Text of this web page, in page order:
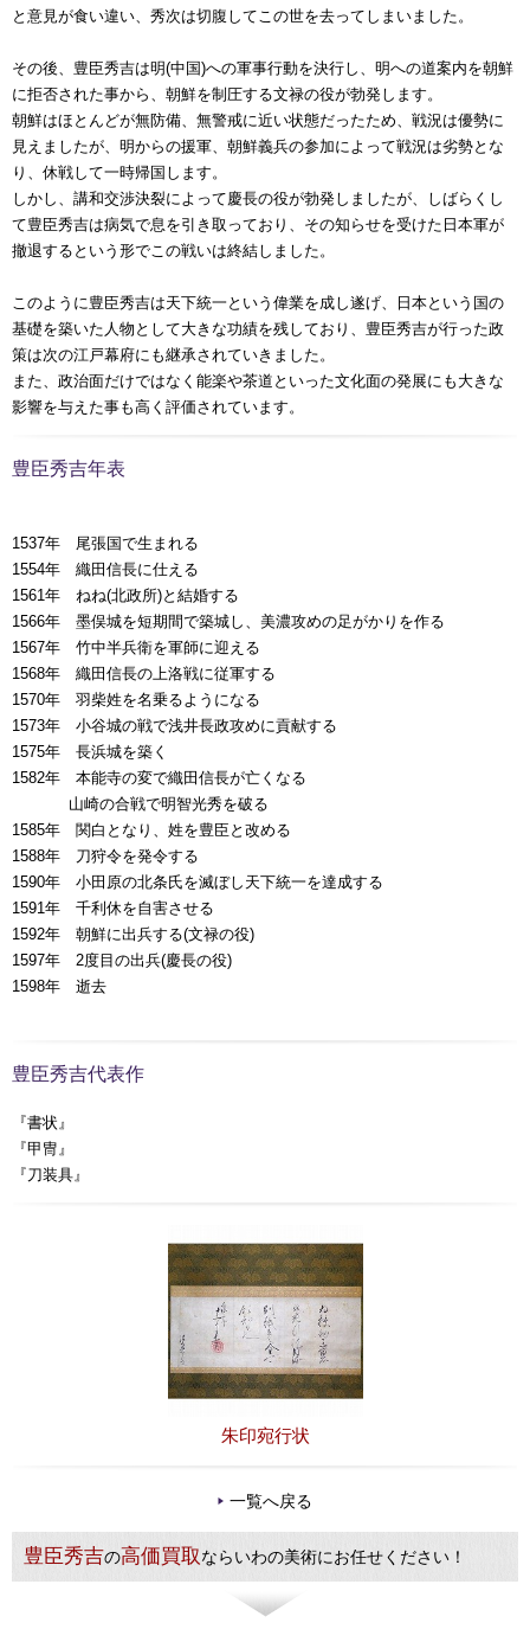
と意見が食い違い、秀次は切腹してこの世を去ってしまいました。
その後、豊臣秀吉は明(中国)への軍事行動を決行し、明への道案内を朝鮮
に拒否された事から、朝鮮を制圧する文禄の役が勃発します。
朝鮮はほとんどが無防備、無警戒に近い状態だったため、戦況は優勢に
見えましたが、明からの援軍、朝鮮義兵の参加によって戦況は劣勢とな
り、休戦して一時帰国します。
しかし、講和交渉決裂によって慶長の役が勃発しましたが、しばらくし
て豊臣秀吉は病気で息を引き取っており、その知らせを受けた日本軍が
撤退するという形でこの戦いは終結しました。
このように豊臣秀吉は天下統一という偉業を成し遂げ、日本という国の
基礎を築いた人物として大きな功績を残しており、豊臣秀吉が行った政
策は次の江戸幕府にも継承されていきました。
また、政治面だけではなく能楽や茶道といった文化面の発展にも大きな
影響を与えた事も高く評価されています。
豊臣秀吉年表
1537年 尾張国で生まれる
1554年 織田信長に仕える
1561年 ねね(北政所)と結婚する
1566年 墨俣城を短期間で築城し、美濃攻めの足がかりを作る
1567年 竹中半兵衛を軍師に迎える
1568年 織田信長の上洛戦に従軍する
1570年 羽柴姓を名乗るようになる
1573年 小谷城の戦で浅井長政攻めに貢献する
1575年 長浜城を築く
1582年 本能寺の変で織田信長が亡くなる
山崎の合戦で明智光秀を破る
1585年 関白となり、姓を豊臣と改める
1588年 刀狩令を発令する
1590年 小田原の北条氏を滅ぼし天下統一を達成する
1591年 千利休を自害させる
1592年 朝鮮に出兵する(文禄の役)
1597年 2度目の出兵(慶長の役)
1598年 逝去
豊臣秀吉代表作
『書状』
『甲冑』
『刀装具』
朱印宛行状
一覧へ戻る
豊臣秀吉の高価買取ならいわの美術にお任せください！